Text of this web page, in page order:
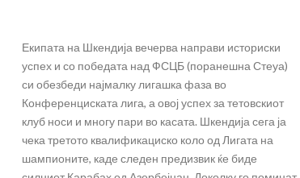
Екипата на Шкендија вечерва направи историски
успех и со победата над ФСЦБ (поранешна Стеуа)
си обезбеди најмалку лигашка фаза во
Конференциската лига, а овој успех за тетовскиот
клуб носи и многу пари во касата. Шкендија сега ја
чека третото квалификациско коло од Лигата на
шампионите, каде следен предизвик ќе биде